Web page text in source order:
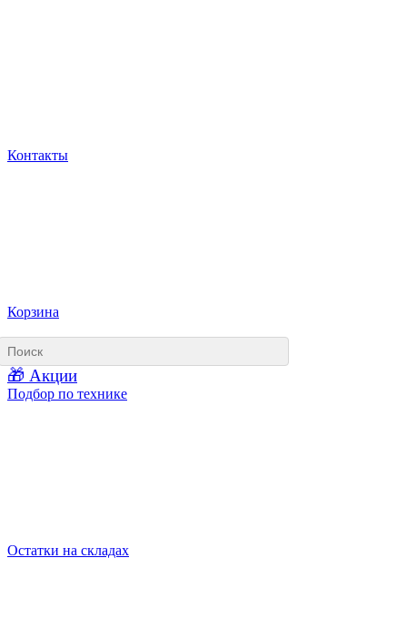
Контакты
Корзина
🎁 Акции
Подбор по технике
Остатки на складах